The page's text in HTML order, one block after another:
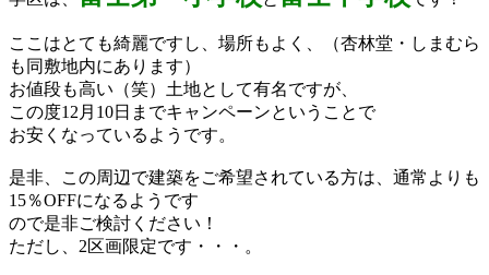
ここはとても綺麗ですし、場所もよく、（杏林堂・しまむら
も同敷地内にあります）
お値段も高い（笑）土地として有名ですが、
この度12月10日までキャンペーンということで
お安くなっているようです。
是非、この周辺で建築をご希望されている方は、通常よりも
15％OFFになるようです
ので是非ご検討ください！
ただし、2区画限定です・・・。